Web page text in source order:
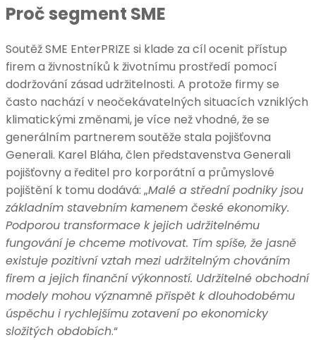
Proč segment SME
Soutěž SME EnterPRIZE si klade za cíl ocenit přístup
firem a živnostníků k životnímu prostředí pomocí
dodržování zásad udržitelnosti. A protože firmy se
často nachází v neočekávatelných situacích vzniklých
klimatickými změnami, je více než vhodné, že se
generálním partnerem soutěže stala pojišťovna
Generali. Karel Bláha, člen představenstva Generali
pojišťovny a ředitel pro korporátní a průmyslové
pojištění k tomu dodává: „Malé a střední podniky jsou
základním stavebním kamenem české ekonomiky.
Podporou transformace k jejich udržitelnému
fungování je chceme motivovat. Tím spíše, že jasně
existuje pozitivní vztah mezi udržitelným chováním
firem a jejich finanční výkonností. Udržitelné obchodní
modely mohou významně přispět k dlouhodobému
úspěchu i rychlejšímu zotavení po ekonomicky
složitých obdobích.“